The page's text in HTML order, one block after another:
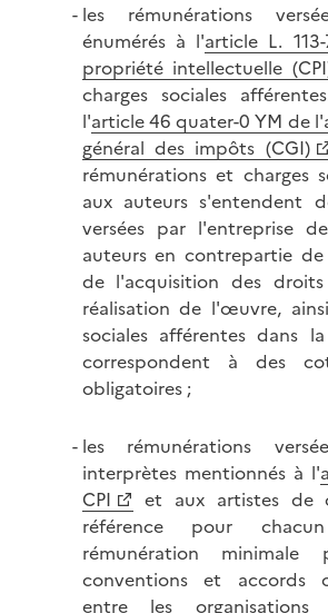
les rémunérations
énumérés à l'article L.
propriété intellectuelle
charges sociales
l'article 46 quater-0 YM de
général des impôts (CGI)
rémunérations et charges
aux auteurs s'entendent
versées par l'entreprise
auteurs en contrepartie
de l'acquisition des droits
réalisation de l'œuvre,
sociales afférentes dans
correspondent à des
obligatoires ;
les rémunérations
interprètes mentionnés à l'
CPI
et aux artistes de
référence pour
rémunération
conventions et accords
entre les